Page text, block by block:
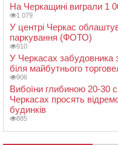
На Черкащині виграли 1
1 079
У центрі Черкас
паркування (ФОТО)
910
У Черкасах забудовника
біля майбутнього
906
Вибоїни глибиною 20-30
Черкасах просять
будинків
885